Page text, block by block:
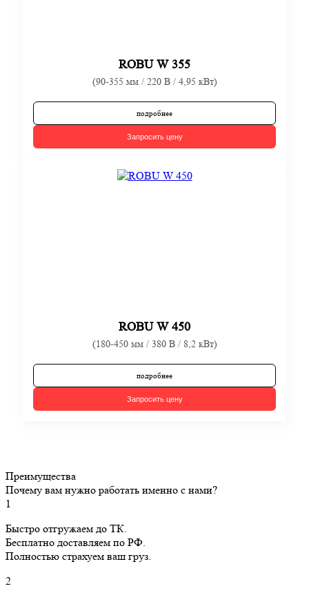
ROBU W 355
(90-355 мм / 220 В / 4,95 кВт)
подробнее
Запросить цену
ROBU W 450
(180-450 мм / 380 В / 8,2 кВт)
подробнее
Запросить цену
Преимущества
Почему вам нужно работать именно с нами?
1
Быстро отгружаем до ТК.
Бесплатно доставляем по РФ.
Полностью страхуем ваш груз.
2